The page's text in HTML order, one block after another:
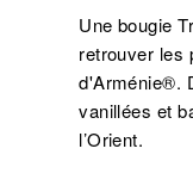
Une bougie
retrouver les
d'Arménie®.
vanillées et
l’Orient.